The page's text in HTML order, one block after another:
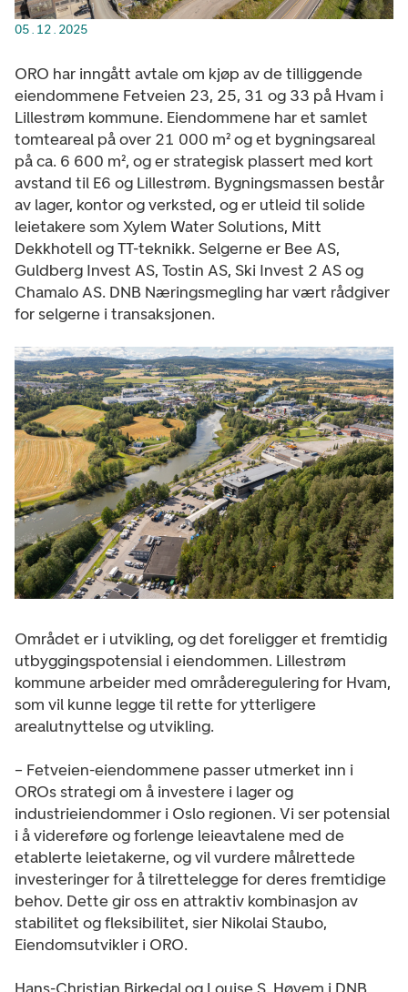
05.12.2025
ORO har inngått avtale om kjøp av de tilliggende
eiendommene Fetveien 23, 25, 31 og 33 på Hvam i
Lillestrøm kommune. Eiendommene har et samlet
tomteareal på over 21 000 m² og et bygningsareal
på ca. 6 600 m², og er strategisk plassert med kort
avstand til E6 og Lillestrøm. Bygningsmassen består
av lager, kontor og verksted, og er utleid til solide
leietakere som Xylem Water Solutions, Mitt
Dekkhotell og TT-teknikk. Selgerne er Bee AS,
Guldberg Invest AS, Tostin AS, Ski Invest 2 AS og
Chamalo AS. DNB Næringsmegling har vært rådgiver
for selgerne i transaksjonen.
Området er i utvikling, og det foreligger et fremtidig
utbyggingspotensial i eiendommen. Lillestrøm
kommune arbeider med områderegulering for Hvam,
som vil kunne legge til rette for ytterligere
arealutnyttelse og utvikling.
– Fetveien-eiendommene passer utmerket inn i
OROs strategi om å investere i lager og
industrieiendommer i Oslo regionen. Vi ser potensial
i å videreføre og forlenge leieavtalene med de
etablerte leietakerne, og vil vurdere målrettede
investeringer for å tilrettelegge for deres fremtidige
behov. Dette gir oss en attraktiv kombinasjon av
stabilitet og fleksibilitet, sier Nikolai Staubo,
Eiendomsutvikler i ORO.